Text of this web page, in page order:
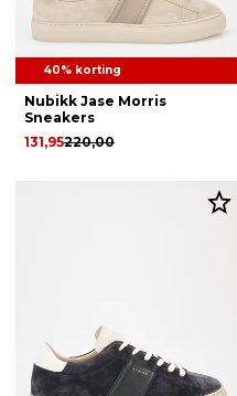
40% korting
Nubikk Jase Morris
Sneakers
220,00
131,95